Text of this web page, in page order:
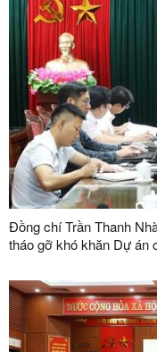
Đồng chí Trần Thanh
tháo gỡ khó khăn Dự án